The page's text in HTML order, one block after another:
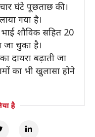
घंटे पूछताछ की।
गया है।
शौविक सहित 20
जा चुका है।
दायरा बढ़ाती जा
का भी खुलासा होने
है